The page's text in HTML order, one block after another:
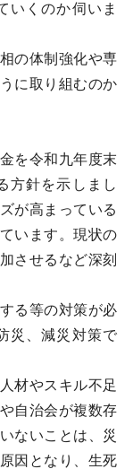
いくのか伺いま
の体制強化や専
に取り組むのか
を令和九年度末
方針を示しまし
が高まっている
います。現状の
させるなど深刻
る等の対策が必
災、減災対策で
材やスキル不足
自治会が複数存
ないことは、災
因となり、生死